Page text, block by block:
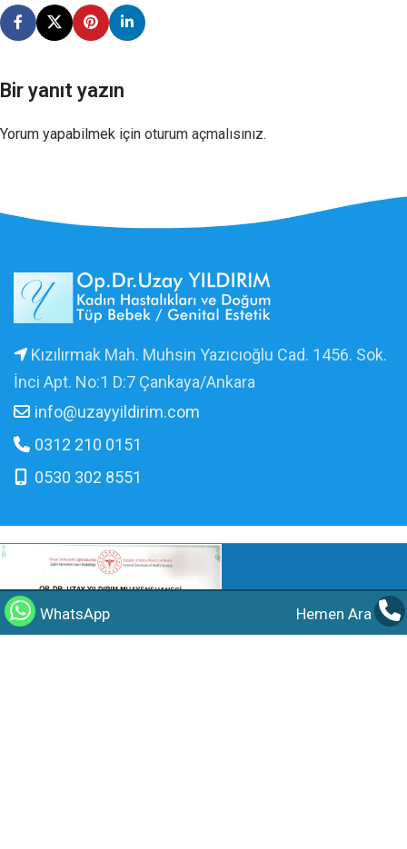
Bir yanıt yazın
Yorum yapabilmek için oturum açmalısınız.
Kızılırmak Mah. Muhsin Yazıcıoğlu Cad. 1456. Sok.
İnci Apt. No:1 D:7 Çankaya/Ankara
info@uzayyildirim.com
0312 210 0151
0530 302 8551
WhatsApp Hemen Ara